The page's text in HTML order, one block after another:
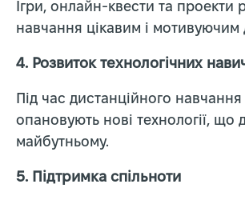
Ігри, онлайн-квести та проекти
навчання цікавим і мотивуючим
4. Розвиток технологічних
Під час дистанційного навчання
опановують нові технології, що
майбутньому.
5. Підтримка спільноти